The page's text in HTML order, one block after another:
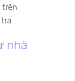
trên
nhà